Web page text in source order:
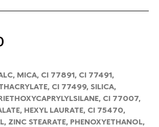
MICA, CI 77891, CI 77491,
CI 77499, SILICA,
CI 77007,
HEXYL LAURATE, CI 75470,
ZINC STEARATE, PHENOXYETHANOL,